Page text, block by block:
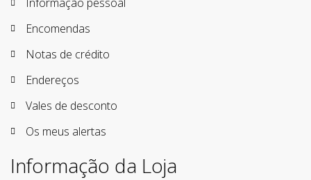
Encomendas
Notas de crédito
Endereços
Vales de desconto
Os meus alertas
Informação da Loja